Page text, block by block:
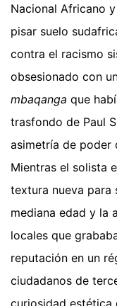
Nacional Africano
pisar suelo
contra el racismo
obsesionado con
mbaqanga que
trasfondo de Paul
asimetría de poder
Mientras el solista
textura nueva para
mediana edad y la
locales que
reputación en un
ciudadanos de
curiosidad estética